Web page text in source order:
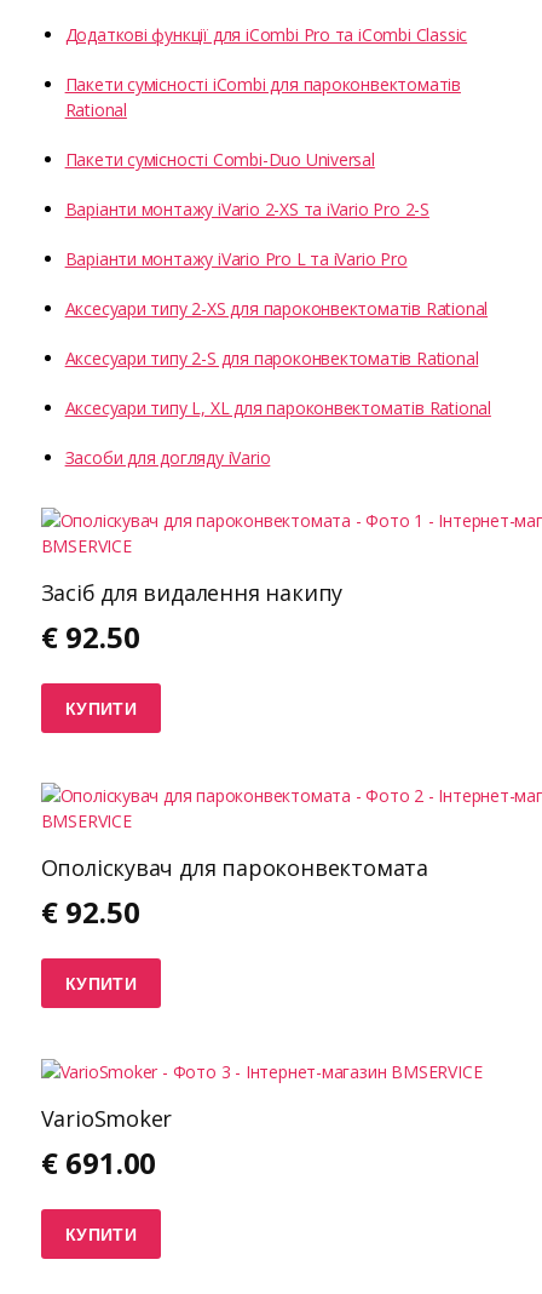
Додаткові функції для iCombi Pro та iCombi Classic
Пакети сумісності iCombi для пароконвектоматів
Rational
Пакети сумісності Combi-Duo Universal
Варіанти монтажу iVario 2-XS та iVario Pro 2-S
Варіанти монтажу iVario Pro L та iVario Pro
Аксесуари типу 2-XS для пароконвектоматів Rational
Аксесуари типу 2-S для пароконвектоматів Rational
Аксесуари типу L, XL для пароконвектоматів Rational
Засоби для догляду iVario
Засіб для видалення накипу
€ 92.50
КУПИТИ
Ополіскувач для пароконвектомата
€ 92.50
КУПИТИ
VarioSmoker
€ 691.00
КУПИТИ